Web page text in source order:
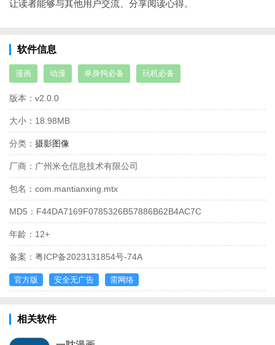
让读者能够与其他用户交流、分享阅读心得。
软件信息
漫画 动漫 单身狗必备 玩机必备
版本： v2.0.0
大小： 18.98MB
分类： 摄影图像
厂商： 广州米仓信息技术有限公司
包名： com.mantianxing.mtx
MD5： F44DA7169F0785326B57886B62B4AC7C
年龄： 12+
备案： 粤ICP备2023131854号-74A
官方版 安全无广告 需网络
相关软件